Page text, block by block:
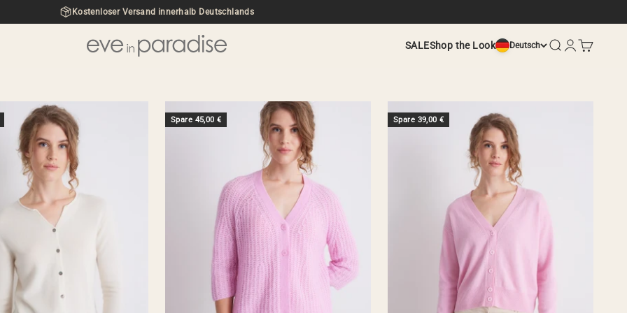
Kostenloser Versand innerhalb Deutschlands
eve in paradise SALEShop the Look Deutsch SucheAnmelden
Spare 45,00 € Spare 39,00 €